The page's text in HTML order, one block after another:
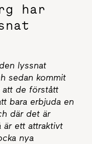
har
lyssnat
sedan kommit
att de förstått
bara erbjuda en
där det är
är ett attraktivt
nya